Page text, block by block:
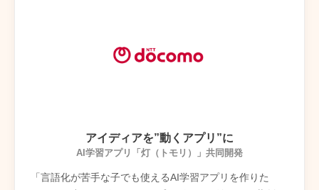
アイディアを”動くアプリ”に
AI学習アプリ「灯（トモリ）」共同開発
「言語化が苦手な子でも使えるAI学習アプリを作りた